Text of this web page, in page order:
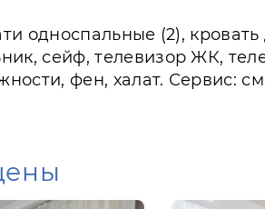
односпальные (2),
сейф, телевизор ЖК,
фен, халат. Сервис: